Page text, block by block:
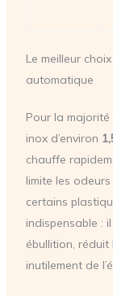
Le meilleur
automatique
Pour la
inox d’environ
chauffe
limite les
certains
indispensable :
ébullition, réduit
inutilement de